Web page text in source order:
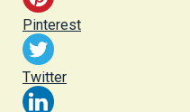
Pinterest
Twitter